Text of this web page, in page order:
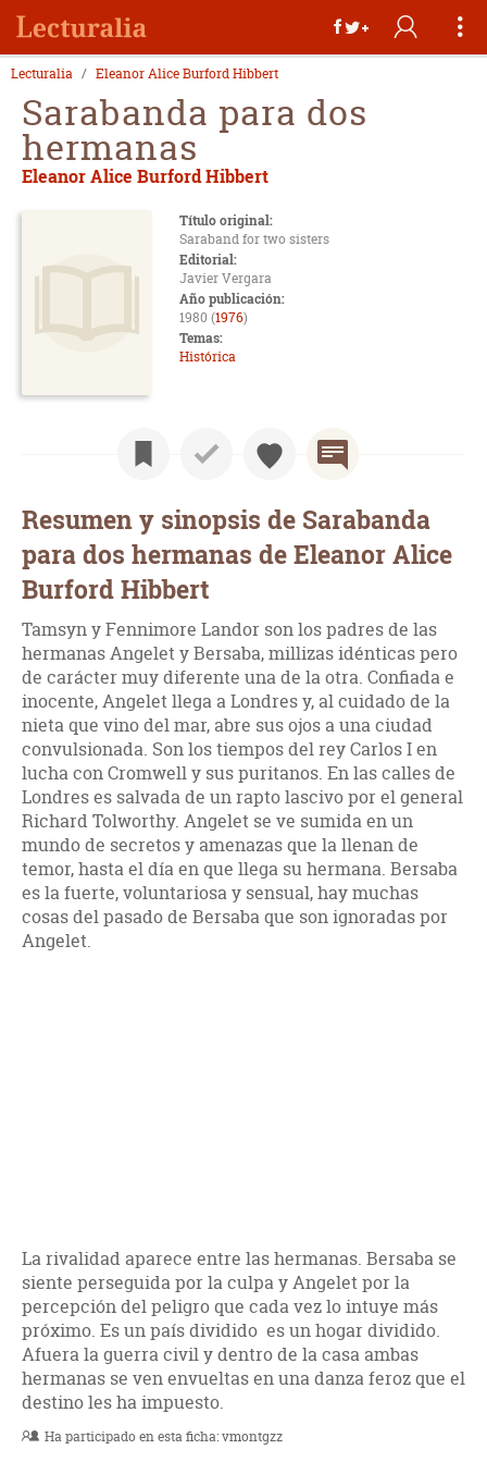
Lecturalia Eleanor Alice Burford Hibbert
Sarabanda para dos
hermanas
Eleanor Alice Burford Hibbert
Título original:
Saraband for two sisters
Editorial:
Javier Vergara
Año publicación:
1980 (1976)
Temas:
Histórica
Resumen y sinopsis de Sarabanda
para dos hermanas de Eleanor Alice
Burford Hibbert
Tamsyn y Fennimore Landor son los padres de las
hermanas Angelet y Bersaba, millizas idénticas pero
de carácter muy diferente una de la otra. Confiada e
inocente, Angelet llega a Londres y, al cuidado de la
nieta que vino del mar, abre sus ojos a una ciudad
convulsionada. Son los tiempos del rey Carlos I en
lucha con Cromwell y sus puritanos. En las calles de
Londres es salvada de un rapto lascivo por el general
Richard Tolworthy. Angelet se ve sumida en un
mundo de secretos y amenazas que la llenan de
temor, hasta el día en que llega su hermana. Bersaba
es la fuerte, voluntariosa y sensual, hay muchas
cosas del pasado de Bersaba que son ignoradas por
Angelet.
La rivalidad aparece entre las hermanas. Bersaba se
siente perseguida por la culpa y Angelet por la
percepción del peligro que cada vez lo intuye más
próximo. Es un país dividido es un hogar dividido.
Afuera la guerra civil y dentro de la casa ambas
hermanas se ven envueltas en una danza feroz que el
destino les ha impuesto.
Ha participado en esta ficha:vmontgzz